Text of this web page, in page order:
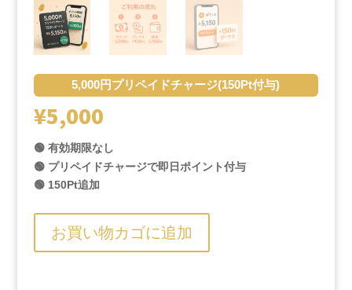
5,000円プリペイドチャージ(150Pt付与)
¥5,000
🟢 有効期限なし
🟢 プリペイドチャージで即日ポイント付与
🟢 150Pt追加
お買い物カゴに追加